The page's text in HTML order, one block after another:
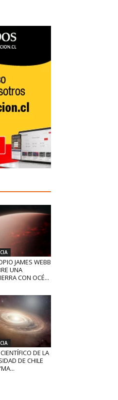
JAMES WEBB
UNA
CON OCÉ...
DE LA
DE CHILE